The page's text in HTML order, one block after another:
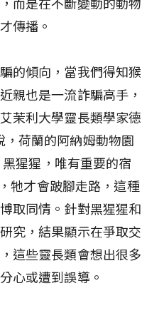
傳播。
的傾向，當我們得知猴
親也是一流詐騙高手，
茉利大學靈長類學家德
荷蘭的阿納姆動物園
猩猩，唯有重要的宿
牠才會跛腳走路，這種
取同情。針對黑猩猩和
究，結果顯示在爭取交
這些靈長類會想出很多
心或遭到誤導。